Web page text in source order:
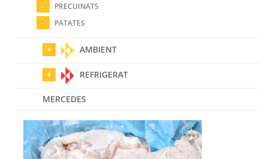
PRECUINATS
PATATES
AMBIENT
REFRIGERAT
MERCEDES